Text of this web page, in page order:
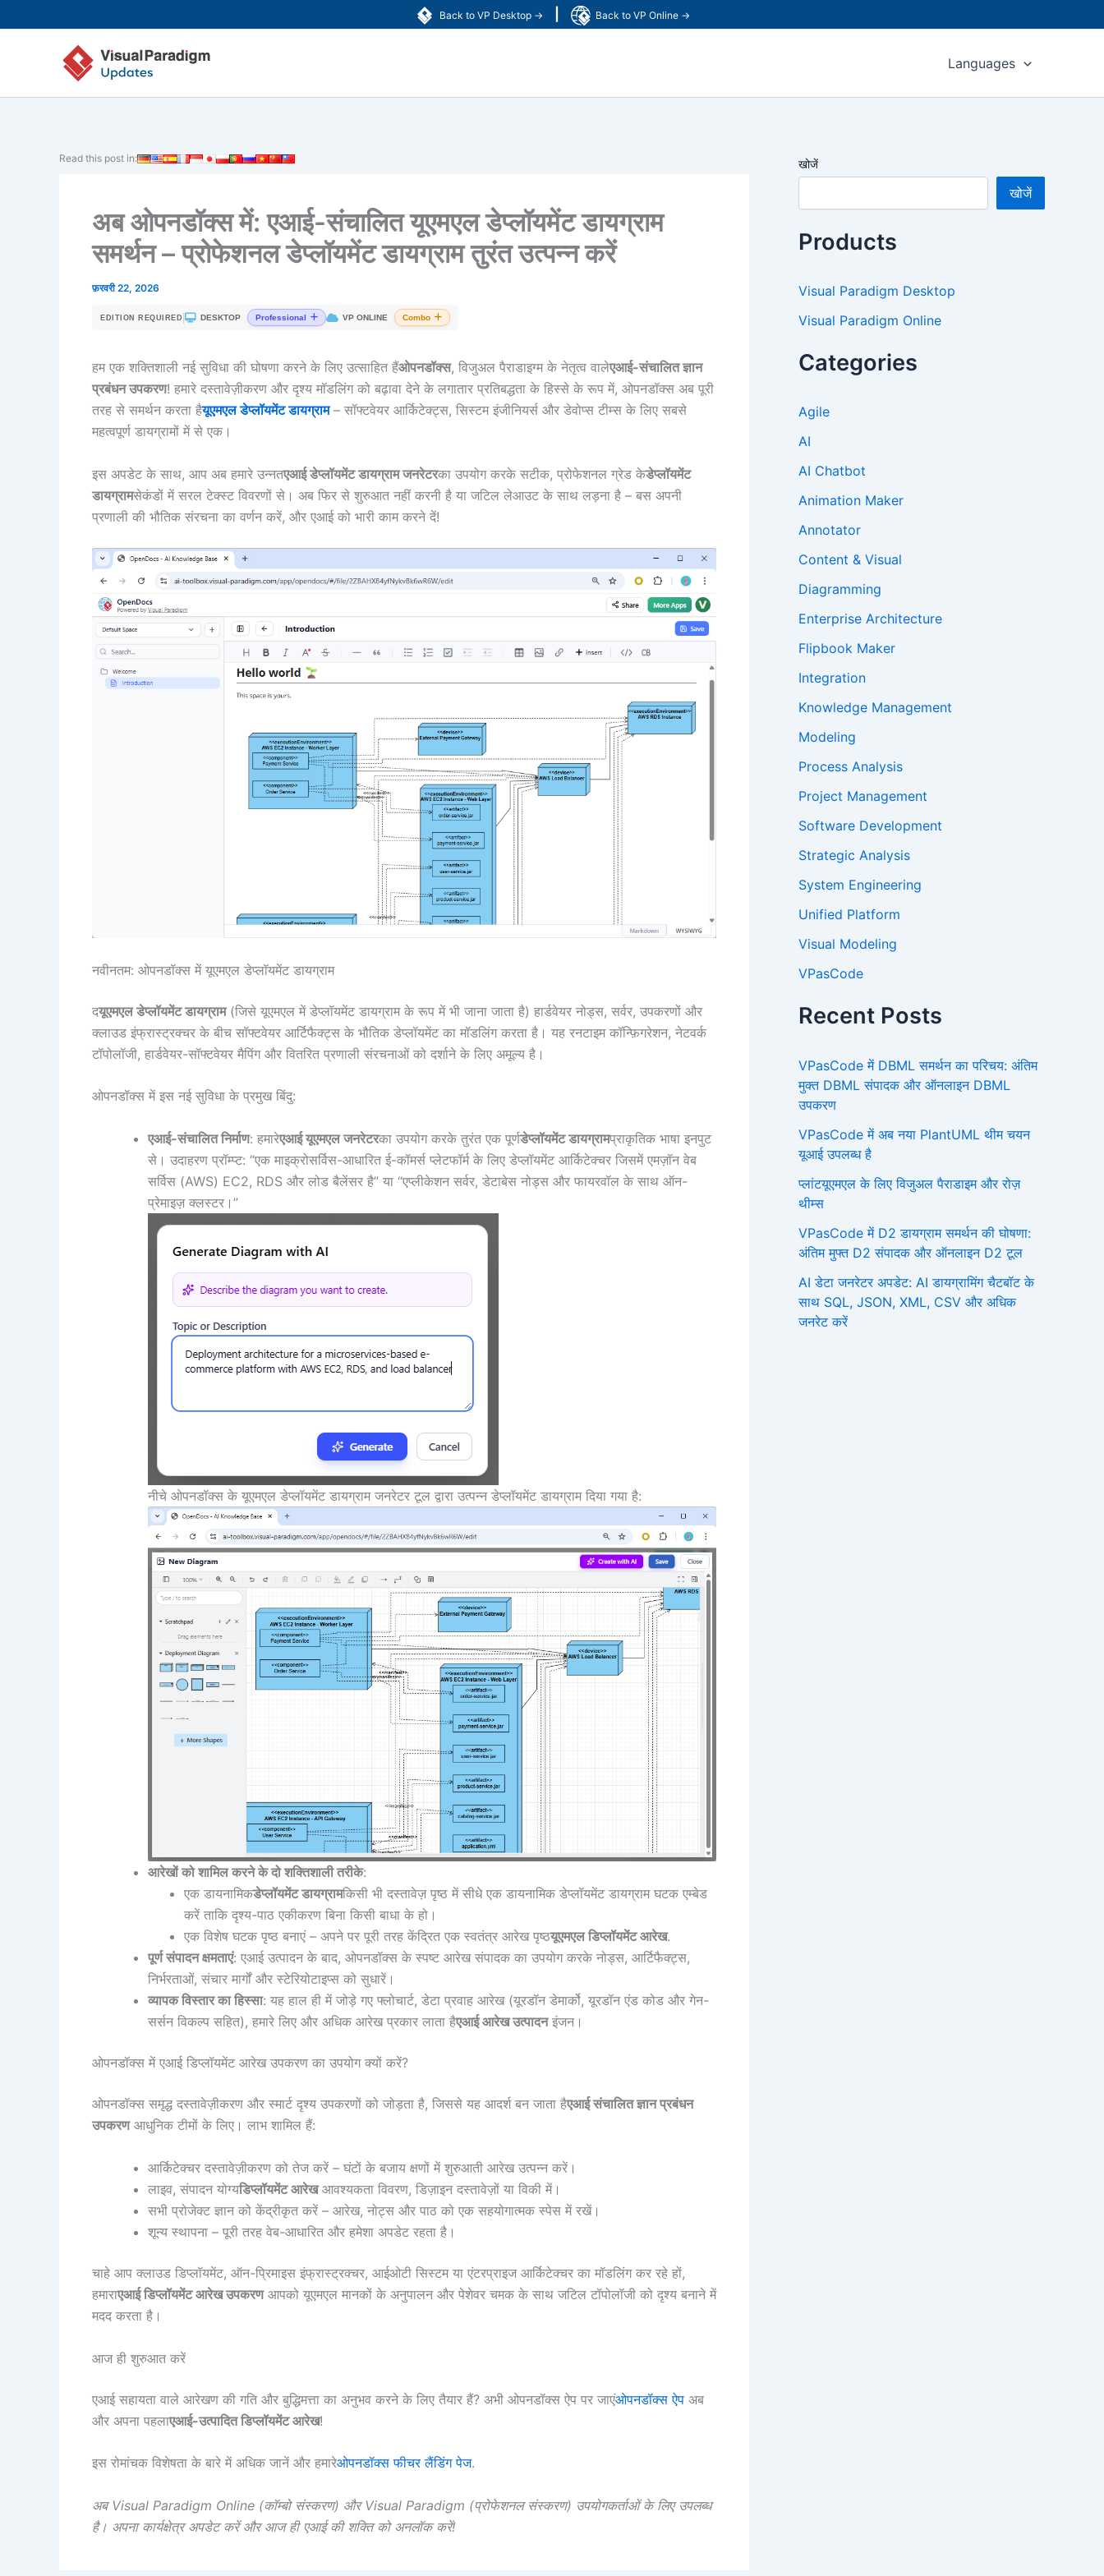
Back to VP Desktop → Back to VP Online →
to
Languages
Read this post in:
अब ओपनडॉक्स में: एआई-संचालित यूएमएल डेप्लॉयमेंट डायग्राम
समर्थन – प्रोफेशनल डेप्लॉयमेंट डायग्राम तुरंत उत्पन्न करें
फ़रवरी 22, 2026
EDITION REQUIRED DESKTOP Professional VP ONLINE Combo
हम एक शक्तिशाली नई सुविधा की घोषणा करने के लिए उत्साहित हैंओपनडॉक्स, विजुअल पैराडाइग्म के नेतृत्व वालेएआई-संचालित ज्ञान
प्रबंधन उपकरण! हमारे दस्तावेज़ीकरण और दृश्य मॉडलिंग को बढ़ावा देने के लगातार प्रतिबद्धता के हिस्से के रूप में, ओपनडॉक्स अब पूरी
तरह से समर्थन करता हैयूएमएल डेप्लॉयमेंट डायग्राम– सॉफ्टवेयर आर्किटेक्ट्स, सिस्टम इंजीनियर्स और डेवोप्स टीम्स के लिए सबसे
महत्वपूर्ण डायग्रामों में से एक।
इस अपडेट के साथ, आप अब हमारे उन्नतएआई डेप्लॉयमेंट डायग्राम जनरेटरका उपयोग करके सटीक, प्रोफेशनल ग्रेड केडेप्लॉयमेंट
डायग्रामसेकंडों में सरल टेक्स्ट विवरणों से। अब फिर से शुरुआत नहीं करनी है या जटिल लेआउट के साथ लड़ना है – बस अपनी
प्रणाली की भौतिक संरचना का वर्णन करें, और एआई को भारी काम करने दें!
नवीनतम: ओपनडॉक्स में यूएमएल डेप्लॉयमेंट डायग्राम
दयूएमएल डेप्लॉयमेंट डायग्राम(जिसे यूएमएल में डेप्लॉयमेंट डायग्राम के रूप में भी जाना जाता है) हार्डवेयर नोड्स, सर्वर, उपकरणों और
क्लाउड इंफ्रास्ट्रक्चर के बीच सॉफ्टवेयर आर्टिफैक्ट्स के भौतिक डेप्लॉयमेंट का मॉडलिंग करता है। यह रनटाइम कॉन्फ़िगरेशन, नेटवर्क
टॉपोलॉजी, हार्डवेयर-सॉफ्टवेयर मैपिंग और वितरित प्रणाली संरचनाओं को दर्शाने के लिए अमूल्य है।
ओपनडॉक्स में इस नई सुविधा के प्रमुख बिंदु:
एआई-संचालित निर्माण: हमारेएआई यूएमएल जनरेटरका उपयोग करके तुरंत एक पूर्णडेप्लॉयमेंट डायग्रामप्राकृतिक भाषा इनपुट
से। उदाहरण प्रॉम्प्ट: “एक माइक्रोसर्विस-आधारित ई-कॉमर्स प्लेटफॉर्म के लिए डेप्लॉयमेंट आर्किटेक्चर जिसमें एमज़ॉन वेब
सर्विस (AWS) EC2, RDS और लोड बैलेंसर है” या “एप्लीकेशन सर्वर, डेटाबेस नोड्स और फायरवॉल के साथ ऑन-
प्रेमाइज़ क्लस्टर।”
नीचे ओपनडॉक्स के यूएमएल डेप्लॉयमेंट डायग्राम जनरेटर टूल द्वारा उत्पन्न डेप्लॉयमेंट डायग्राम दिया गया है:
आरेखों को शामिल करने के दो शक्तिशाली तरीके:
एक डायनामिकडेप्लॉयमेंट डायग्रामकिसी भी दस्तावेज़ पृष्ठ में सीधे एक डायनामिक डेप्लॉयमेंट डायग्राम घटक एम्बेड
करें ताकि दृश्य-पाठ एकीकरण बिना किसी बाधा के हो।
एक विशेष घटक पृष्ठ बनाएं – अपने पर पूरी तरह केंद्रित एक स्वतंत्र आरेख पृष्ठयूएमएल डिप्लॉयमेंट आरेख.
पूर्ण संपादन क्षमताएं: एआई उत्पादन के बाद, ओपनडॉक्स के स्पष्ट आरेख संपादक का उपयोग करके नोड्स, आर्टिफैक्ट्स,
निर्भरताओं, संचार मार्गों और स्टेरियोटाइप्स को सुधारें।
व्यापक विस्तार का हिस्सा: यह हाल ही में जोड़े गए फ्लोचार्ट, डेटा प्रवाह आरेख (यूरडॉन डेमार्को, यूरडॉन एंड कोड और गेन-
सर्सन विकल्प सहित), हमारे लिए और अधिक आरेख प्रकार लाता हैएआई आरेख उत्पादनइंजन।
ओपनडॉक्स में एआई डिप्लॉयमेंट आरेख उपकरण का उपयोग क्यों करें?
ओपनडॉक्स समृद्ध दस्तावेज़ीकरण और स्मार्ट दृश्य उपकरणों को जोड़ता है, जिससे यह आदर्श बन जाता हैएआई संचालित ज्ञान प्रबंधन
उपकरणआधुनिक टीमों के लिए। लाभ शामिल हैं:
आर्किटेक्चर दस्तावेज़ीकरण को तेज करें – घंटों के बजाय क्षणों में शुरुआती आरेख उत्पन्न करें।
लाइव, संपादन योग्यडिप्लॉयमेंट आरेखआवश्यकता विवरण, डिज़ाइन दस्तावेज़ों या विकी में।
सभी प्रोजेक्ट ज्ञान को केंद्रीकृत करें – आरेख, नोट्स और पाठ को एक सहयोगात्मक स्पेस में रखें।
शून्य स्थापना – पूरी तरह वेब-आधारित और हमेशा अपडेट रहता है।
चाहे आप क्लाउड डिप्लॉयमेंट, ऑन-प्रिमाइस इंफ्रास्ट्रक्चर, आईओटी सिस्टम या एंटरप्राइज आर्किटेक्चर का मॉडलिंग कर रहे हों,
हमाराएआई डिप्लॉयमेंट आरेख उपकरणआपको यूएमएल मानकों के अनुपालन और पेशेवर चमक के साथ जटिल टॉपोलॉजी को दृश्य बनाने में
मदद करता है।
आज ही शुरुआत करें
एआई सहायता वाले आरेखण की गति और बुद्धिमत्ता का अनुभव करने के लिए तैयार हैं? अभी ओपनडॉक्स ऐप पर जाएंओपनडॉक्स ऐप अब
और अपना पहलाएआई-उत्पादित डिप्लॉयमेंट आरेख!
इस रोमांचक विशेषता के बारे में अधिक जानें और हमारेओपनडॉक्स फीचर लैंडिंग पेज.
अब Visual Paradigm Online (कॉम्बो संस्करण) और Visual Paradigm (प्रोफेशनल संस्करण) उपयोगकर्ताओं के लिए उपलब्ध
है। अपना कार्यक्षेत्र अपडेट करें और आज ही एआई की शक्ति को अनलॉक करें!
खोजें
खोजें
Products
Visual Paradigm Desktop
Visual Paradigm Online
Categories
Agile
AI
AI Chatbot
Animation Maker
Annotator
Content & Visual
Diagramming
Enterprise Architecture
Flipbook Maker
Integration
Knowledge Management
Modeling
Process Analysis
Project Management
Software Development
Strategic Analysis
System Engineering
Unified Platform
Visual Modeling
VPasCode
Recent Posts
VPasCode में DBML समर्थन का परिचय: अंतिम
मुक्त DBML संपादक और ऑनलाइन DBML
उपकरण
VPasCode में अब नया PlantUML थीम चयन
यूआई उपलब्ध है
प्लांटयूएमएल के लिए विजुअल पैराडाइम और रोज़
थीम्स
VPasCode में D2 डायग्राम समर्थन की घोषणा:
अंतिम मुफ्त D2 संपादक और ऑनलाइन D2 टूल
AI डेटा जनरेटर अपडेट: AI डायग्रामिंग चैटबॉट के
साथ SQL, JSON, XML, CSV और अधिक
जनरेट करें